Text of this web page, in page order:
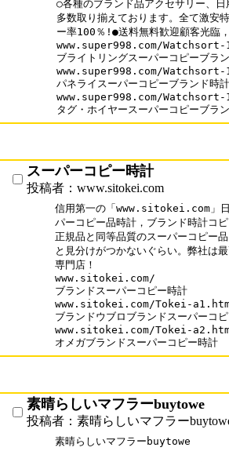
○各種のブランド品アクセサリー、
多数取り揃えております。全て激安
ー率100％!●送料無料歓迎顧客光臨
www.super998.com/
ブライトリングスーパーコピーブラ
www.super998.com/
パネライスーパーコピーブランド時計
www.super998.com/
タグ・ホイヤースーパーコピーブラ
スーパーコピー時計
投稿者：www.sitokei.com
信用第一の「www.sitokei.com」日
パーコピー品時計，ブランド時計コ
正規品と同等品質のスーパーコピー
と見分けがつかないぐらい。弊社は
専門店！
www.sitokei.com/
ブランドスーパーコピー時計
www.sitokei.com/Tokei-
ブランドウブロブランドスーパーコ
www.sitokei.com/Tokei-
オメガブランドスーパーコピー時計
素晴らしいマフラーbuytowe
投稿者：素晴らしいマフラー
素晴らしいマフラーbuytowe